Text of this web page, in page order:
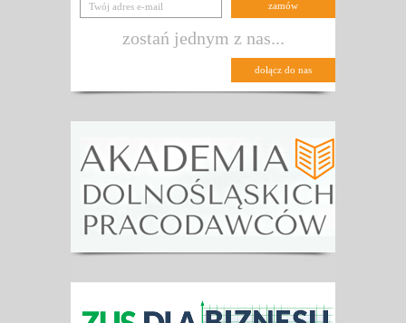
zostań jednym z nas...